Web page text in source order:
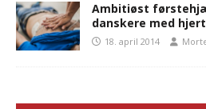
Ambitiøst
danskere med
18. april 2014